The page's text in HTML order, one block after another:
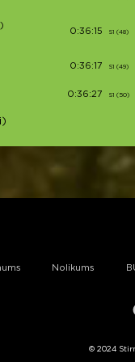
0:36:15 S1 (48)
0:36:17 S1 (49)
0:36:27 S1 (50)
Nolikums
© 2024